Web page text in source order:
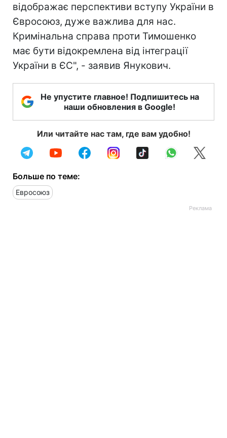
відображає перспективи вступу України в
Євросоюз, дуже важлива для нас.
Кримінальна справа проти Тимошенко
має бути відокремлена від інтеграції
України в ЄС", - заявив Янукович.
Не упустите главное! Подпишитесь на
наши обновления в Google!
Или читайте нас там, где вам удобно!
Больше по теме:
Евросоюз